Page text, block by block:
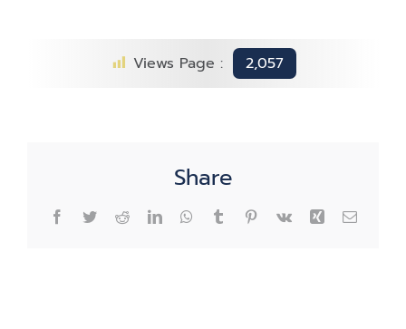
รัฐวิสาหกิจ
ดี
องค์กร
Views Page : 2,057
Share
Facebook
TwitterRedditLinkedInWhatsApp
TumblrPinterest
Vk Xing Email